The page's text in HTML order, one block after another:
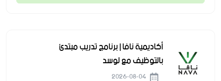
أكاديمية نافا | برنامج تدريب مبتدئ
بالتوظيف مع لوسد